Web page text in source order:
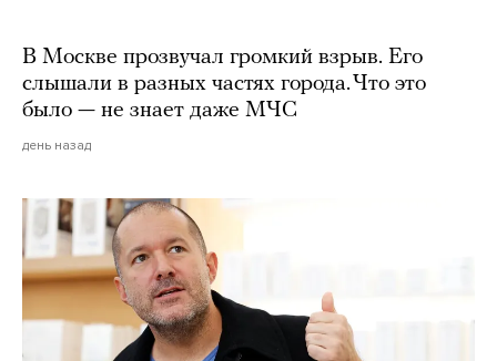
В Москве прозвучал громкий взрыв. Его
слышали в разных частях города. Что это
было — не знает даже МЧС
день назад